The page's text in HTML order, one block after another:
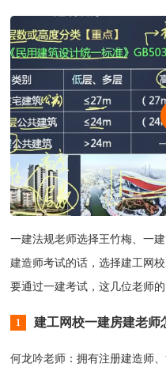
一建法规老师选择王竹梅、一
建造师考试的话，选择建工网
要通过一建考试，这几位老师的
1 建工网校一建房建老师
何龙吟老师：拥有注册建造师